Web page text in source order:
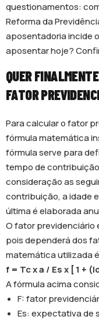
questionamentos:
Reforma da
aposentadoria incide
aposentar hoje?
QUER
FATOR
Para calcular o fator
fórmula matemática
fórmula serve para
tempo de
consideração as
contribuição, a idade
última é elaborada
O fator previdenciário
pois dependerá dos
matemática utilizada
f = Tc x a / Es x [ 1 +
A fórmula acima
F: fator
Es: expectativa de